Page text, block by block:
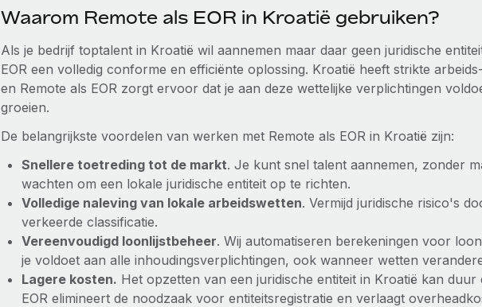
Waarom Remote als EOR in Kroatië gebruiken?
Als je bedrijf toptalent in Kroatië wil aannemen maar daar geen juridische
EOR een volledig conforme en efficiënte oplossing. Kroatië heeft strikte
en Remote als EOR zorgt ervoor dat je aan deze wettelijke verplichtingen
groeien.
De belangrijkste voordelen van werken met Remote als EOR in Kroatië zijn:
Snellere toetreding tot de markt. Je kunt snel talent aannemen, zonder
wachten om een lokale juridische entiteit op te richten.
Volledige naleving van lokale arbeidswetten. Vermijd juridische risico's
verkeerde classificatie.
Vereenvoudigd loonlijstbeheer. Wij automatiseren berekeningen voor
je voldoet aan alle inhoudingsverplichtingen, ook wanneer wetten
Lagere kosten. Het opzetten van een juridische entiteit in Kroatië kan duur
EOR elimineert de noodzaak voor entiteitsregistratie en verlaagt